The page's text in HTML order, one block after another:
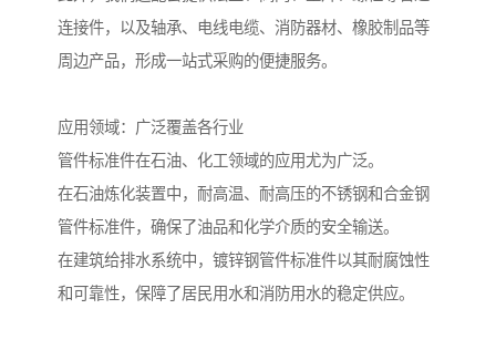
连接件，以及轴承、电线电缆、消防器材、橡胶制品等
周边产品，形成一站式采购的便捷服务。
应用领域：广泛覆盖各行业
管件标准件在石油、化工领域的应用尤为广泛。
在石油炼化装置中，耐高温、耐高压的不锈钢和合金钢
管件标准件，确保了油品和化学介质的安全输送。
在建筑给排水系统中，镀锌钢管件标准件以其耐腐蚀性
和可靠性，保障了居民用水和消防用水的稳定供应。